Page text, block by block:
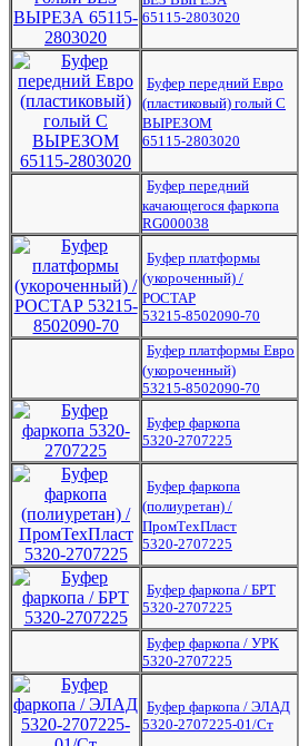
65115-2803020
Буфер передний Евро
(пластиковый) голый С
ВЫРЕЗОМ
65115-2803020
Буфер передний
качающегося фаркопа
RG000038
Буфер платформы
(укороченный) /
РОСТАР
53215-8502090-70
Буфер платформы Евро
(укороченный)
53215-8502090-70
Буфер фаркопа
5320-2707225
Буфер фаркопа
(полиуретан) /
ПромТехПласт
5320-2707225
Буфер фаркопа / БРТ
5320-2707225
Буфер фаркопа / УРК
5320-2707225
Буфер фаркопа / ЭЛАД
5320-2707225-01/Ст